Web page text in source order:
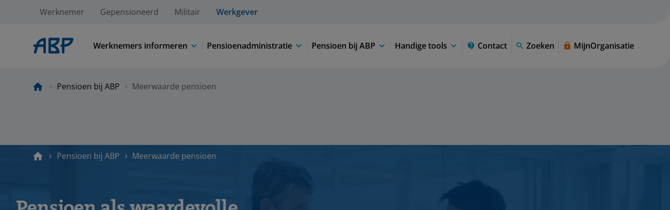
Werknemer Gepensioneerd Militair Werkgever
Werknemers informeren Pensioenadministratie Pensioen bij ABP Handige tools Contact Zoeken MijnOrganisatie
Pensioen bij ABP Meerwaarde pensioen
Pensioen bij ABP Meerwaarde pensioen